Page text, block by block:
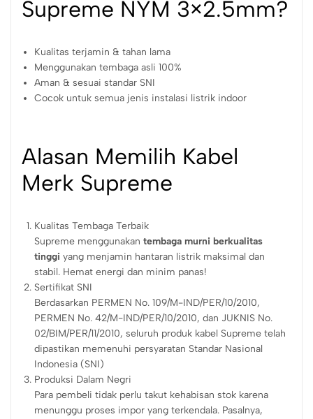
Supreme NYM 3×2.5mm?
Kualitas terjamin & tahan lama
Menggunakan tembaga asli 100%
Aman & sesuai standar SNI
Cocok untuk semua jenis instalasi listrik indoor
Alasan Memilih Kabel
Merk Supreme
Kualitas Tembaga Terbaik
Supreme menggunakantembaga murni berkualitas
tinggi yang menjamin hantaran listrik maksimal dan
stabil. Hemat energi dan minim panas!
Sertifikat SNI
Berdasarkan PERMEN No. 109/M-IND/PER/10/2010,
PERMEN No. 42/M-IND/PER/10/2010, dan JUKNIS No.
02/BIM/PER/11/2010, seluruh produk kabel Supreme telah
dipastikan memenuhi persyaratan Standar Nasional
Indonesia (SNI)
Produksi Dalam Negri
Para pembeli tidak perlu takut kehabisan stok karena
menunggu proses impor yang terkendala. Pasalnya,